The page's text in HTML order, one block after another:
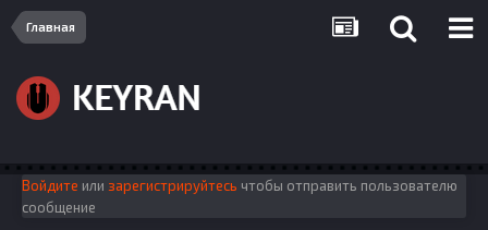
Главная
Войдите или зарегистрируйтесь чтобы отправить пользователю
сообщение